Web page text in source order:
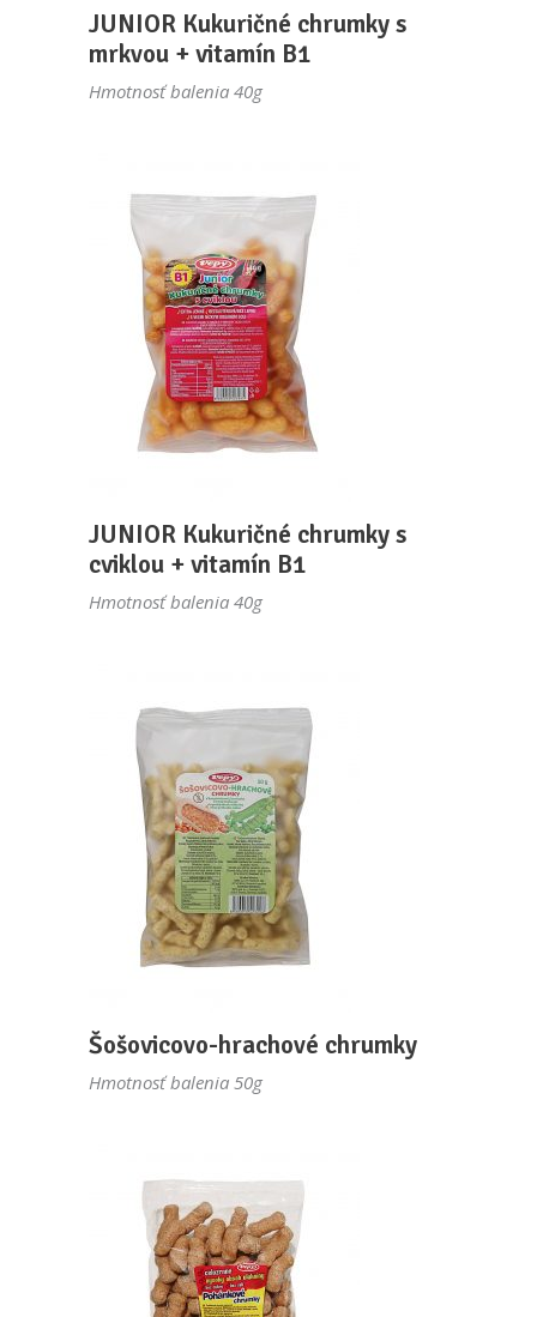
JUNIOR Kukuričné chrumky s
mrkvou + vitamín B1
Hmotnosť balenia 40g
JUNIOR Kukuričné chrumky s
cviklou + vitamín B1
Hmotnosť balenia 40g
Šošovicovo-hrachové chrumky
Hmotnosť balenia 50g